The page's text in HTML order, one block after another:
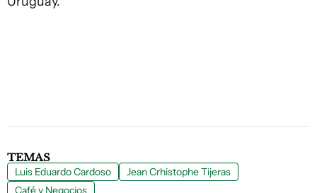
TEMAS
Luis Eduardo Cardoso
Jean Crhistophe Tijeras
Café y Negocios